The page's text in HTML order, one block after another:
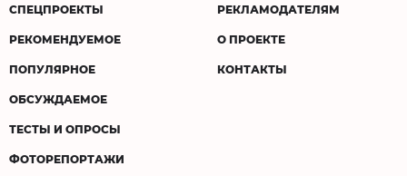
СПЕЦПРОЕКТЫ
РЕКОМЕНДУЕМОЕ
ПОПУЛЯРНОЕ
ОБСУЖДАЕМОЕ
ТЕСТЫ И ОПРОСЫ
ФОТОРЕПОРТАЖИ
РЕКЛАМОДАТЕЛЯМ
О ПРОЕКТЕ
КОНТАКТЫ